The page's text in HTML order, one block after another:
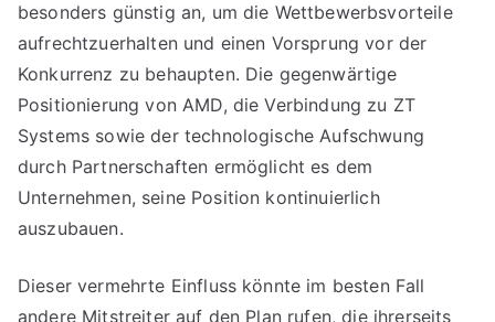
besonders günstig an, um die Wettbewerbsvorteile
aufrechtzuerhalten und einen Vorsprung vor der
Konkurrenz zu behaupten. Die gegenwärtige
Positionierung von AMD, die Verbindung zu ZT
Systems sowie der technologische Aufschwung
durch Partnerschaften ermöglicht es dem
Unternehmen, seine Position kontinuierlich
auszubauen.
Dieser vermehrte Einfluss könnte im besten Fall
andere Mitstreiter auf den Plan rufen, die ihrerseits